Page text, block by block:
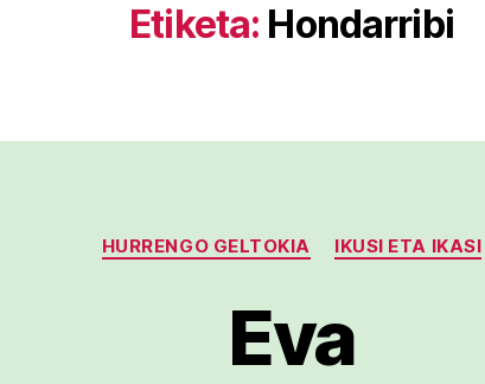
Etiketa: Hondarribi
Kategoriak
HURRENGO GELTOKIA IKUSI ETA IKASI
Eva